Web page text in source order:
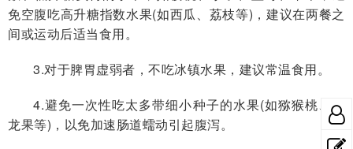
免空腹吃高升糖指数水果(如西瓜、荔枝等)，建议在两餐之
间或运动后适当食用。
3.对于脾胃虚弱者，不吃冰镇水果，建议常温食用。
4.避免一次性吃太多带细小种子的水果(如猕猴桃、火
龙果等)，以免加速肠道蠕动引起腹泻。